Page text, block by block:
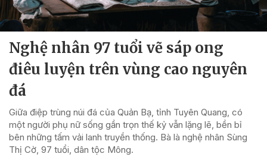
Nghệ nhân 97 tuổi vẽ sáp ong
điêu luyện trên vùng cao nguyên
đá
Giữa điệp trùng núi đá của Quản Bạ, tỉnh Tuyên Quang, có
một người phụ nữ sống gần trọn thế kỷ vẫn lặng lẽ, bền bỉ
bên những tấm vải lanh truyền thống. Bà là nghệ nhân Sùng
Thị Cờ, 97 tuổi, dân tộc Mông.